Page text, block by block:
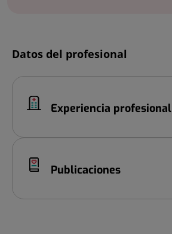
Datos del profesional
Experiencia profesional
Publicaciones